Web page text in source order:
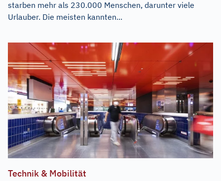
starben mehr als 230.000 Menschen, darunter viele
Urlauber. Die meisten kannten...
Technik & Mobilität